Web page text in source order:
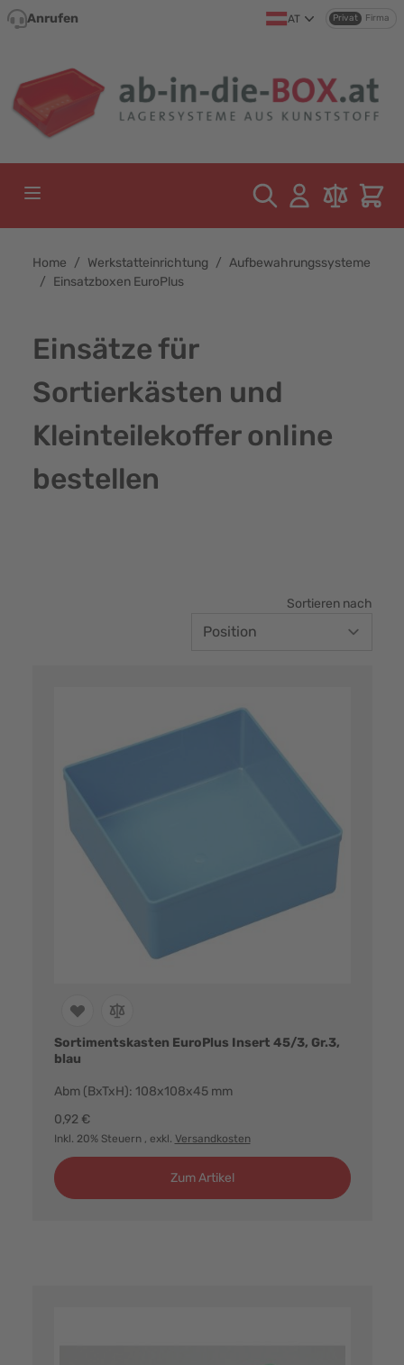
Direkt zum Inhalt
Anrufen AT Privat Firma
Home / Werkstatteinrichtung / Aufbewahrungssysteme
/ Einsatzboxen EuroPlus
Einsätze für
Sortierkästen und
Kleinteilekoffer online
bestellen
Sortieren nach
Sortimentskasten EuroPlus Insert 45/3, Gr.3,
blau
Abm (BxTxH): 108x108x45 mm
0,92 €
Inkl. 20% Steuern , exkl. Versandkosten
Zum Artikel